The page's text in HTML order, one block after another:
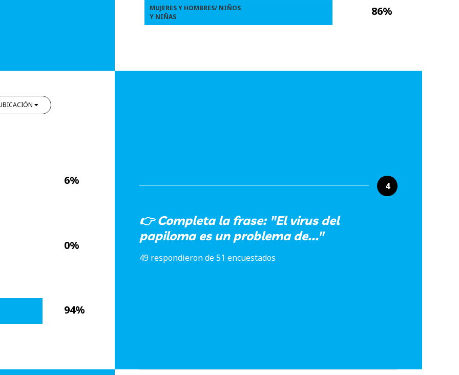
86%
MUJERES Y HOMBRES/ NIÑOS
Y NIÑAS
4
👉 Completa la frase: "El virus del
papiloma es un problema de..."
49 respondieron de 51 encuestados
6%
0%
94%